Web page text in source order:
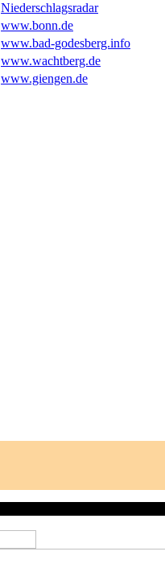
Niederschlagsradar
www.bonn.de
www.bad-godesberg.info
www.wachtberg.de
www.giengen.de